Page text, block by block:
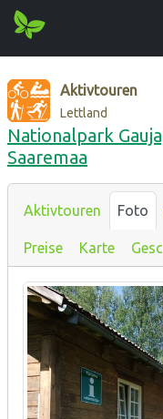
Aktivtouren
Lettland
Nationalpark
Saaremaa
Aktivtouren Foto
Preise Karte